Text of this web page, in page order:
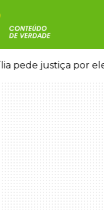
pede justiça por